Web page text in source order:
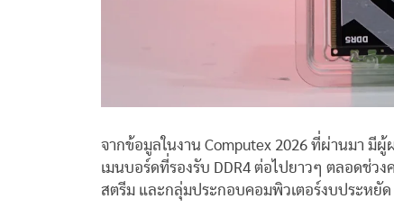
จากข้อมูลในงาน Computex 2026 ที่ผ่านมา
เมนบอร์ดที่รองรับ DDR4 ต่อไปยาวๆ ตลอดช่ว
สตรีม และกลุ่มประกอบคอมพิวเตอร์งบประหยัด